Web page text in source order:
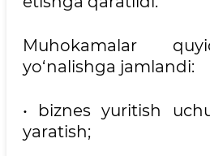
Muhokamalar
yo‘nalishga jamlandi:
• biznes yuritish
yaratish;